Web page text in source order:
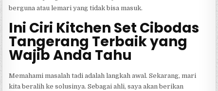
berguna atau lemari yang tidak bisa masuk.
Ini Ciri Kitchen Set Cibodas
Tangerang Terbaik yang
Wajib Anda Tahu
Memahami masalah tadi adalah langkah awal. Sekarang, mari
kita beralih ke solusinya. Sebagai ahli, saya akan berikan